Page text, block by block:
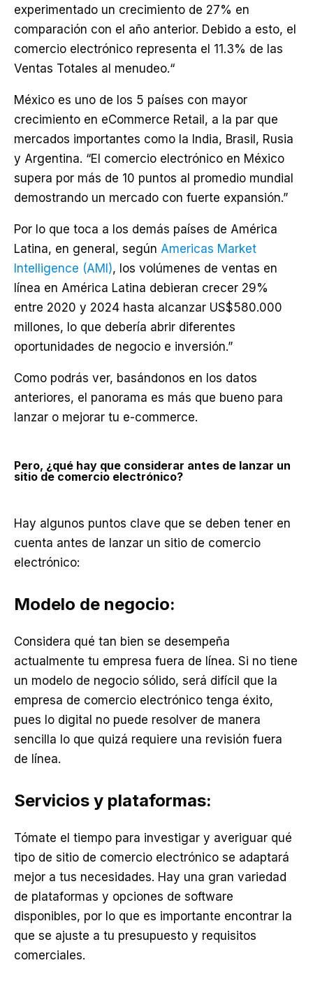
experimentado un crecimiento de 27% en
comparación con el año anterior. Debido a esto, el
comercio electrónico representa el 11.3% de las
Ventas Totales al menudeo.“
México es uno de los 5 países con mayor
crecimiento en eCommerce Retail, a la par que
mercados importantes como la India, Brasil, Rusia
y Argentina. “El comercio electrónico en México
supera por más de 10 puntos al promedio mundial
demostrando un mercado con fuerte expansión.”
Por lo que toca a los demás países de América
Latina, en general, según Americas Market
Intelligence (AMI), los volúmenes de ventas en
línea en América Latina debieran crecer 29%
entre 2020 y 2024 hasta alcanzar US$580.000
millones, lo que debería abrir diferentes
oportunidades de negocio e inversión.”
Como podrás ver, basándonos en los datos
anteriores, el panorama es más que bueno para
lanzar o mejorar tu e-commerce.
Pero, ¿qué hay que considerar antes de lanzar un
sitio de comercio electrónico?
Hay algunos puntos clave que se deben tener en
cuenta antes de lanzar un sitio de comercio
electrónico:
Modelo de negocio:
Considera qué tan bien se desempeña
actualmente tu empresa fuera de línea. Si no tiene
un modelo de negocio sólido, será difícil que la
empresa de comercio electrónico tenga éxito,
pues lo digital no puede resolver de manera
sencilla lo que quizá requiere una revisión fuera
de línea.
Servicios y plataformas:
Tómate el tiempo para investigar y averiguar qué
tipo de sitio de comercio electrónico se adaptará
mejor a tus necesidades. Hay una gran variedad
de plataformas y opciones de software
disponibles, por lo que es importante encontrar la
que se ajuste a tu presupuesto y requisitos
comerciales.